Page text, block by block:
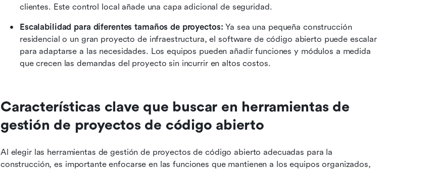
clientes. Este control local añade una capa adicional de seguridad.
Escalabilidad para diferentes tamaños de proyectos: Ya sea una pequeña construcción
residencial o un gran proyecto de infraestructura, el software de código abierto puede escalar
para adaptarse a las necesidades. Los equipos pueden añadir funciones y módulos a medida
que crecen las demandas del proyecto sin incurrir en altos costos.
Características clave que buscar en herramientas de
gestión de proyectos de código abierto
Al elegir las herramientas de gestión de proyectos de código abierto adecuadas para la
construcción, es importante enfocarse en las funciones que mantienen a los equipos organizados,